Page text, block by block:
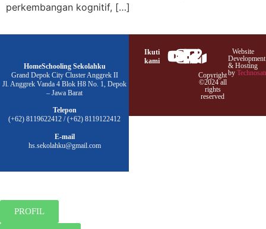
perkembangan kognitif, […]
HomeSchooling Sekolahku
Grand Depok City Cluster Anggrek II
Jl. Anggrek Vanda 4 Blok H8 No. 1, Depok
– Jawa Barat
Telepon
(+62) 8119622412 / (+62) 8119122412
E-mail
hs.sekolahku@gmail.com
Ikuti
kami
Copyright
©2024 all
rights
reserved
Website
Development
& Hosting
by
PROFIL